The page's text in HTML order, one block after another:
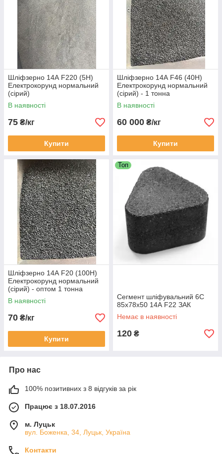
Шліфзерно 14А F220 (5Н)
Електрокорунд нормальний
(сірий)
В наявності
75 ₴/кг
Купити
Шліфзерно 14А F46 (40Н)
Електрокорунд нормальний
(сірий) - 1 тонна
В наявності
60 000 ₴/кг
Купити
Шліфзерно 14А F20 (100Н)
Електрокорунд нормальний
(сірий) - оптом 1 тонна
В наявності
70 ₴/кг
Купити
Топ
Сегмент шліфувальний 6С
85х78х50 14А F22 ЗАК
Немає в наявності
120 ₴
Про нас
100% позитивних з 8 відгуків за рік
Працює з 18.07.2016
м. Луцьк
вул. Боженка, 34, Луцьк, Україна
Контакти